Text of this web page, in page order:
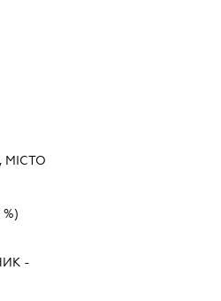
МІСТО
%)
-